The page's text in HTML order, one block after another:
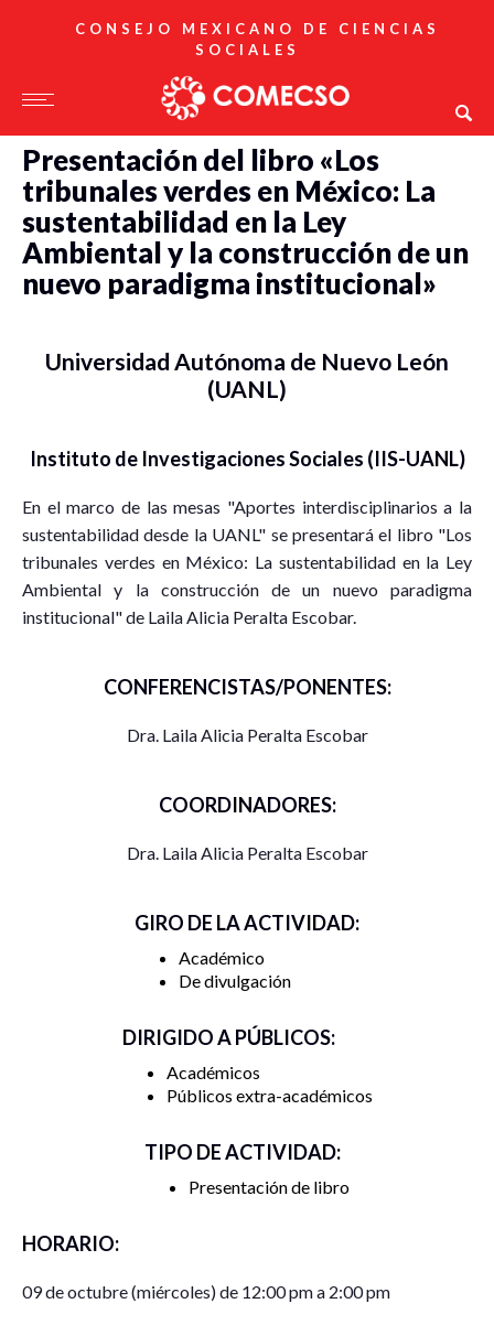
CONSEJO MEXICANO DE CIENCIAS
SOCIALES
Presentación del libro «Los
tribunales verdes en México: La
sustentabilidad en la Ley
Ambiental y la construcción de un
nuevo paradigma institucional»
Universidad Autónoma de Nuevo León
(UANL)
Instituto de Investigaciones Sociales (IIS-UANL)
En el marco de las mesas "Aportes interdisciplinarios a la
sustentabilidad desde la UANL" se presentará el libro "Los
tribunales verdes en México: La sustentabilidad en la Ley
Ambiental y la construcción de un nuevo paradigma
institucional" de Laila Alicia Peralta Escobar.
CONFERENCISTAS/PONENTES:
Dra. Laila Alicia Peralta Escobar
COORDINADORES:
Dra. Laila Alicia Peralta Escobar
GIRO DE LA ACTIVIDAD:
Académico
De divulgación
DIRIGIDO A PÚBLICOS:
Académicos
Públicos extra-académicos
TIPO DE ACTIVIDAD:
Presentación de libro
HORARIO:
09 de octubre (miércoles) de 12:00 pm a 2:00 pm